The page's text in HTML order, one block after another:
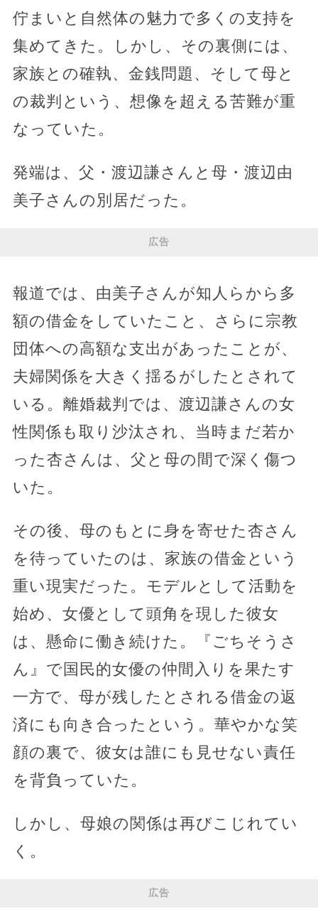
佇まいと自然体の魅力で多くの支持を
集めてきた。しかし、その裏側には、
家族との確執、金銭問題、そして母と
の裁判という、想像を超える苦難が重
なっていた。
発端は、父・渡辺謙さんと母・渡辺由
美子さんの別居だった。
広告
報道では、由美子さんが知人らから多
額の借金をしていたこと、さらに宗教
団体への高額な支出があったことが、
夫婦関係を大きく揺るがしたとされて
いる。離婚裁判では、渡辺謙さんの女
性関係も取り沙汰され、当時まだ若か
った杏さんは、父と母の間で深く傷つ
いた。
その後、母のもとに身を寄せた杏さん
を待っていたのは、家族の借金という
重い現実だった。モデルとして活動を
始め、女優として頭角を現した彼女
は、懸命に働き続けた。『ごちそうさ
ん』で国民的女優の仲間入りを果たす
一方で、母が残したとされる借金の返
済にも向き合ったという。華やかな笑
顔の裏で、彼女は誰にも見せない責任
を背負っていた。
しかし、母娘の関係は再びこじれてい
く。
広告